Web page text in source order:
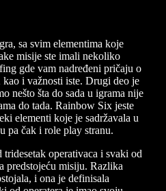
sa svim elementima koje
misije ste imali nekoliko
gde vam nadređeni pričaju o
i važnosti iste. Drugi deo je
nešto šta do sada u igrama nije
do tada. Rainbow Six jeste
elementi koje je sadržavala u
pa čak i role play stranu.
operativaca i svaki od
predstojeću misiju. Razlika
i ona je definisala